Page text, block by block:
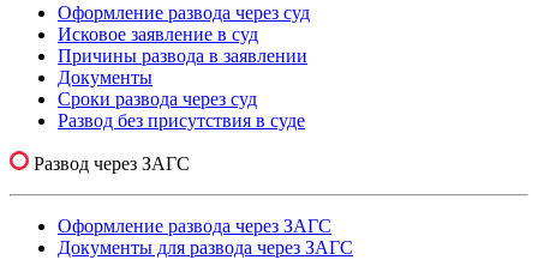
Оформление развода через суд
Исковое заявление в суд
Причины развода в заявлении
Документы
Сроки развода через суд
Развод без присутствия в суде
Развод через ЗАГС
Оформление развода через ЗАГС
Документы для развода через ЗАГС